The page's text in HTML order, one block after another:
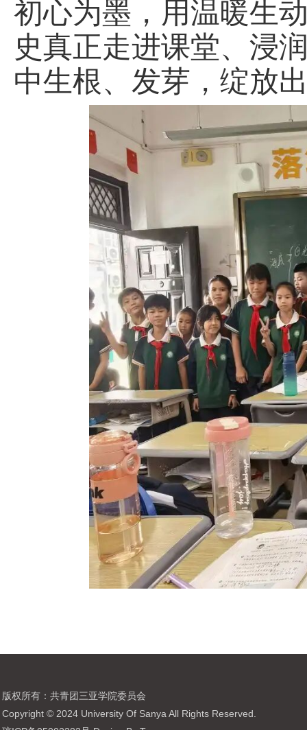
初心为墨，用温暖生
史真正走进课堂、浸
中生根、发芽，绽放
版权所有：共青团三亚学院委员会
Copyright © 2024 University Of Sanya All Rights Reserved.